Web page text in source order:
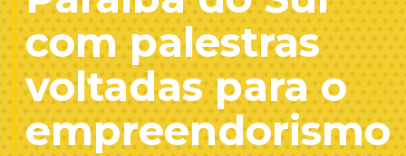
com palestras
voltadas para o
empreendorismo